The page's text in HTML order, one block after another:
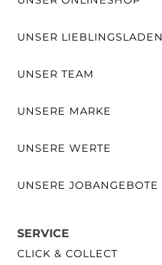
UNSER LIEBLINGSLADEN
UNSER TEAM
UNSERE MARKE
UNSERE WERTE
UNSERE JOBANGEBOTE
SERVICE
CLICK & COLLECT